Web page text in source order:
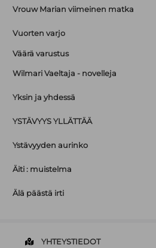
Vrouw Marian viimeinen matka
Vuorten varjo
Väärä varustus
Wilmari Vaeltaja - novelleja
Yksin ja yhdessä
YSTÄVYYS YLLÄTTÄÄ
Ystävyyden aurinko
Äiti : muistelma
Älä päästä irti
YHTEYSTIEDOT